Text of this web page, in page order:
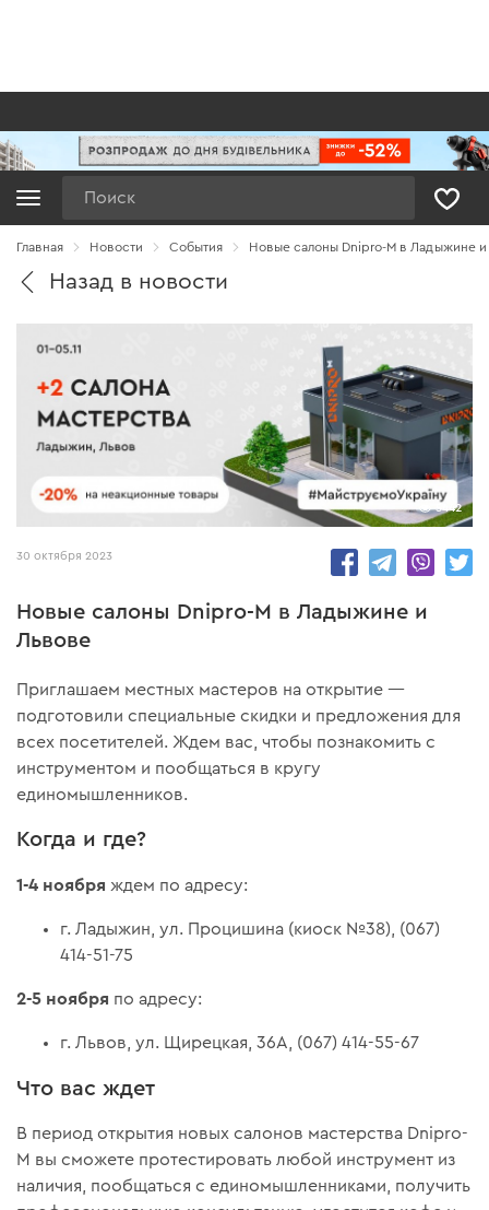
Главная Новости Cобытия Новые салоны Dnipro-M в Ладыжине и
Назад в новости
5442
30 октября 2023
Новые салоны Dnipro-M в Ладыжине и
Львове
Приглашаем местных мастеров на открытие —
подготовили специальные скидки и предложения для
всех посетителей. Ждем вас, чтобы познакомить с
инструментом и пообщаться в кругу
единомышленников.
Когда и где?
1-4 ноября ждем по адресу:
г. Ладыжин, ул. Процишина (киоск №38), (067)
414-51-75
2-5 ноября по адресу:
г. Львов, ул. Щирецкая, 36А, (067) 414-55-67
Что вас ждет
В период открытия новых салонов мастерства Dnipro-
M вы сможете протестировать любой инструмент из
наличия, пообщаться с единомышленниками, получить